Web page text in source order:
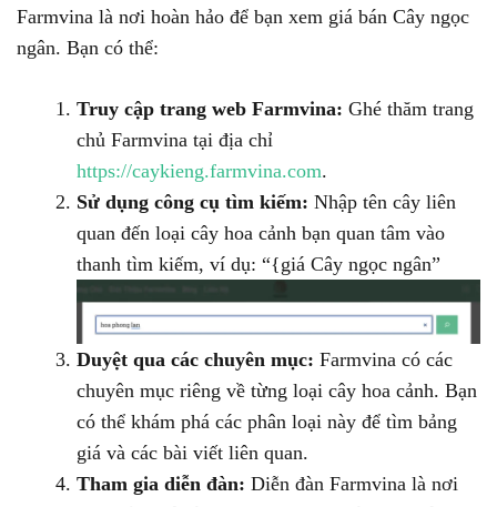
Farmvina là nơi hoàn hảo để bạn xem giá bán Cây ngọc
ngân. Bạn có thể:
Truy cập trang web Farmvina: Ghé thăm trang
chủ Farmvina tại địa chỉ
https://caykieng.farmvina.com.
Sử dụng công cụ tìm kiếm: Nhập tên cây liên
quan đến loại cây hoa cảnh bạn quan tâm vào
thanh tìm kiếm, ví dụ: “{giá Cây ngọc ngân”
Duyệt qua các chuyên mục: Farmvina có các
chuyên mục riêng về từng loại cây hoa cảnh. Bạn
có thể khám phá các phân loại này để tìm bảng
giá và các bài viết liên quan.
Tham gia diễn đàn: Diễn đàn Farmvina là nơi